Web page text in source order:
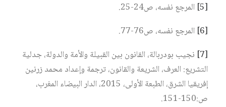
[5]
المرجع نفسه، ص24-25.
[6]
المرجع نفسه، ص76-77.
[7]
نجيب بودربالة، القانون بين القبيلة والأمة والدولة، جدلية
التشريع: العرف، الشريعة والقانون، ترجمة وإعداد محمد زرنين
إفريقيا الشرق، الطبعة الأولى، 2015، الدار البيضاء المغرب،
ص:150-151.